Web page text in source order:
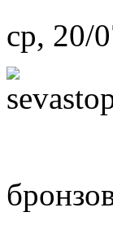
ср, 20/